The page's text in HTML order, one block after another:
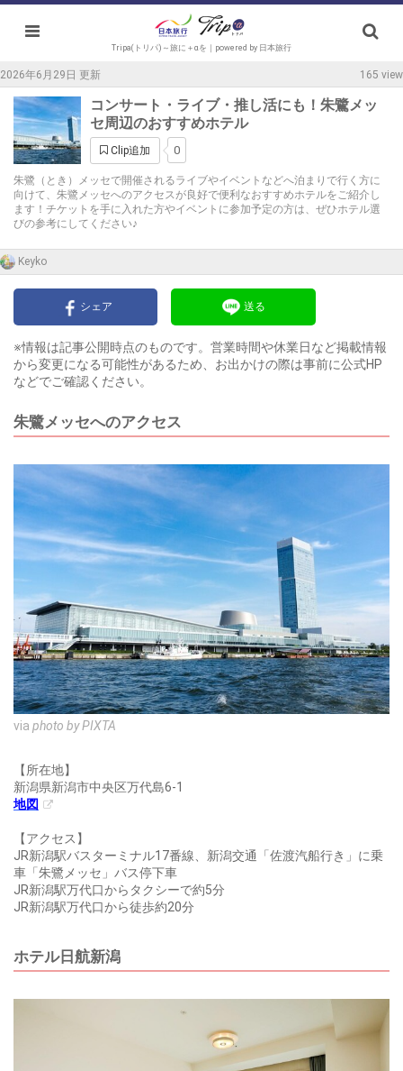
Tripa(トリパ)～旅に＋αを｜powered by 日本旅行
2026年6月29日 更新 165 view
コンサート・ライブ・推し活にも！朱鷺メッ
セ周辺のおすすめホテル
Clip追加 0
朱鷺（とき）メッセで開催されるライブやイベントなどへ泊まりで行く方に
向けて、朱鷺メッセへのアクセスが良好で便利なおすすめホテルをご紹介し
ます！チケットを手に入れた方やイベントに参加予定の方は、ぜひホテル選
びの参考にしてください♪
Keyko
シェア 送る
※情報は記事公開時点のものです。営業時間や休業日など掲載情報
から変更になる可能性があるため、お出かけの際は事前に公式HP
などでご確認ください。
朱鷺メッセへのアクセス
via photo by PIXTA
【所在地】
新潟県新潟市中央区万代島6-1
地図
【アクセス】
JR新潟駅バスターミナル17番線、新潟交通「佐渡汽船行き」に乗
車「朱鷺メッセ」バス停下車
JR新潟駅万代口からタクシーで約5分
JR新潟駅万代口から徒歩約20分
ホテル日航新潟